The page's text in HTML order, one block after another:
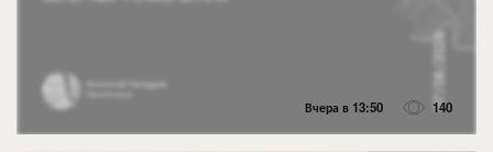
Вчера в 13:50 140